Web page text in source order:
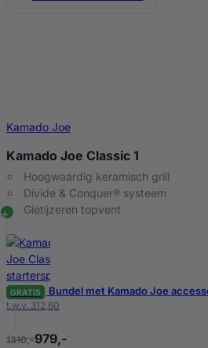
Kamado Joe
Kamado Joe Classic 1
Hoogwaardig keramisch grill
Divide & Conquer® systeem
Gietijzeren topvent
GRATIS Bundel met Kamado Joe
t.w.v. 312,60
1310,-979,-